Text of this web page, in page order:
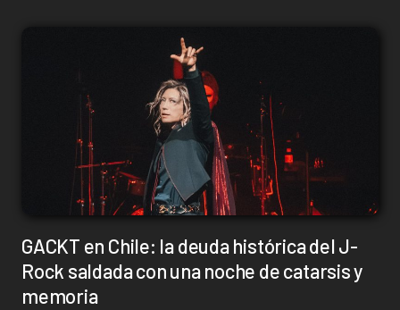
GACKT en Chile: la deuda histórica del J-
Rock saldada con una noche de catarsis y
memoria